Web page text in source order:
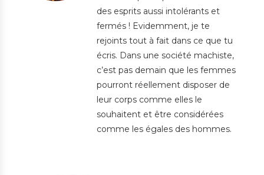
des esprits aussi intolérants et
fermés ! Evidemment, je te
rejoints tout à fait dans ce que tu
écris. Dans une société machiste,
c’est pas demain que les femmes
pourront réellement disposer de
leur corps comme elles le
souhaitent et être considérées
comme les égales des hommes.